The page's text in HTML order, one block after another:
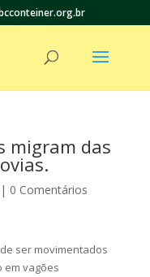
migram das
| 0 Comentários
ser movimentados
em vagões